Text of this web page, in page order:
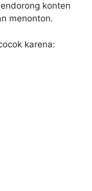
konten
menonton.
karena: